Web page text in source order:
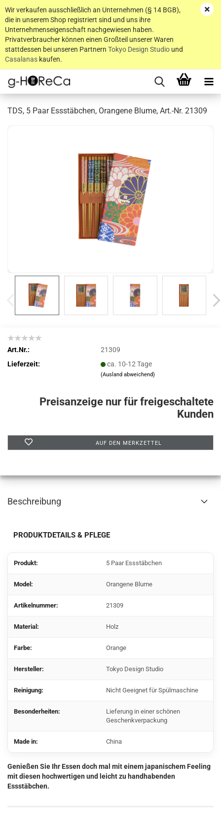
Wir verkaufen ausschließlich an Unternehmen (§ 14 BGB),
die in unserem Shop registriert sind und uns ihre
Unternehmenseigenschaft nachgewiesen haben.
Privatverbraucher können einen Großteil unserer Waren
stattdessen bei unseren Partnern Tokyo Design Studio und
Casalanas kaufen.
TDS, 5 Paar Essstäbchen, Orangene Blume, Art.-Nr. 21309
Art.Nr.:
21309
Lieferzeit:
ca. 10-12 Tage
(Ausland abweichend)
Preisanzeige nur für freigeschaltete
Kunden
AUF DEN MERKZETTEL
Beschreibung
PRODUKTDETAILS & PFLEGE
Produkt: 5 Paar Essstäbchen
Model: Orangene Blume
Artikelnummer: 21309
Material: Holz
Farbe: Orange
Hersteller: Tokyo Design Studio
Reinigung: Nicht Geeignet für Spülmaschine
Besonderheiten:
Lieferung in einer schönen
Geschenkverpackung
Made in: China
Genießen Sie Ihr Essen doch mal mit einem japanischem Feeling
mit diesen hochwertigen und leicht zu handhabenden
Essstäbchen.